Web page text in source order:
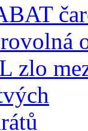
zlo